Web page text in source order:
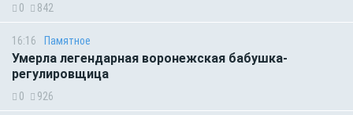
0 842
16:16 Памятное
Умерла легендарная воронежская бабушка-
регулировщица
0 926